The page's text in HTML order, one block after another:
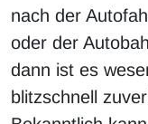
nach der
oder der
dann ist es
blitzschnell